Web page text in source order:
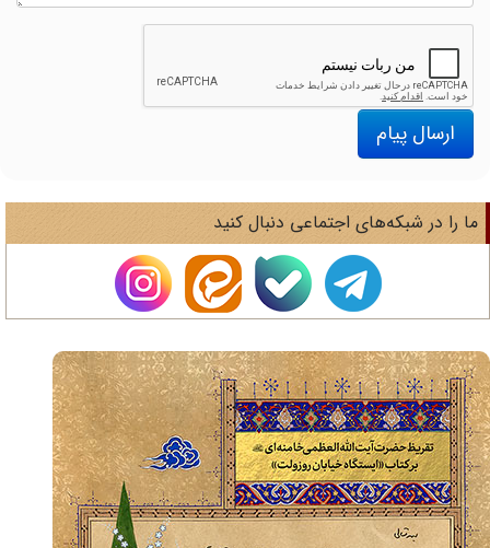
ارسال پیام
را در شبکه‌های اجتماعی دنبال کنید